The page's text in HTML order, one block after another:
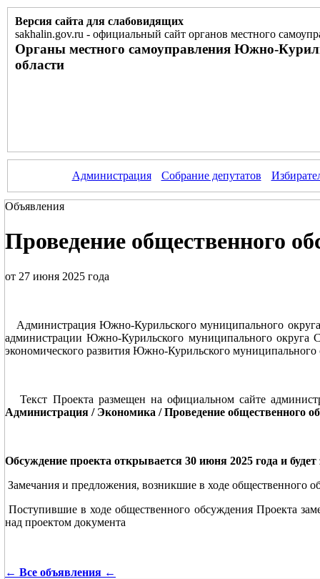
Версия сайта для слабовидящих
sakhalin.gov.ru - официальный сайт органов местного
Органы местного самоуправления Южно-
области
Администрация Собрание депутатов
Объявления
Проведение общественного
от 27 июня 2025 года
Администрация Южно-Курильского муниципального
администрации Южно-Курильского муниципального округа
экономического развития Южно-Курильского
Текст Проекта размещен на официальном сайте
Администрация / Экономика / Проведение общественного
Обсуждение проекта открывается 30 июня 2025 года и
Замечания и предложения, возникшие в ходе общественного
Поступившие в ходе общественного обсуждения Проекта
над проектом документа
← Все объявления ←